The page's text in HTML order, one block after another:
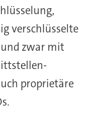
verschlüsselte
zwar mit
proprietäre